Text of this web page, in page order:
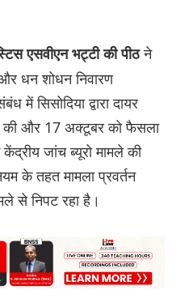
एसवीएन भट्टी की पीठने
और धन शोधन निवारण
में सिसोदिया द्वारा दायर
की और 17 अक्टूबर को फैसला
जांच ब्यूरो मामले की
के तहत मामला प्रवर्तन
से निपट रहा है।